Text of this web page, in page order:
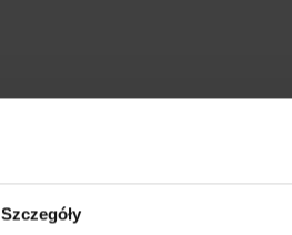
Szczegóły